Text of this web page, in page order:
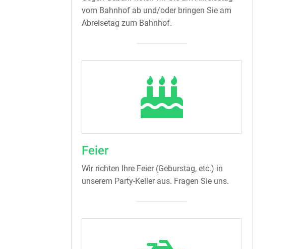
vom Bahnhof ab und/oder bringen Sie am
Abreisetag zum Bahnhof.
Feier
Wir richten Ihre Feier (Geburstag, etc.) in
unserem Party-Keller aus. Fragen Sie uns.